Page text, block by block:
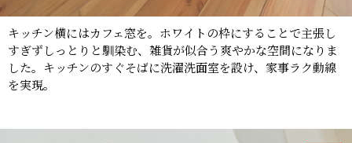
キッチン横にはカフェ窓を。ホワイトの枠にすることで主張し
すぎずしっとりと馴染む、雑貨が似合う爽やかな空間になりま
した。キッチンのすぐそばに洗濯洗面室を設け、家事ラク動線
を実現。